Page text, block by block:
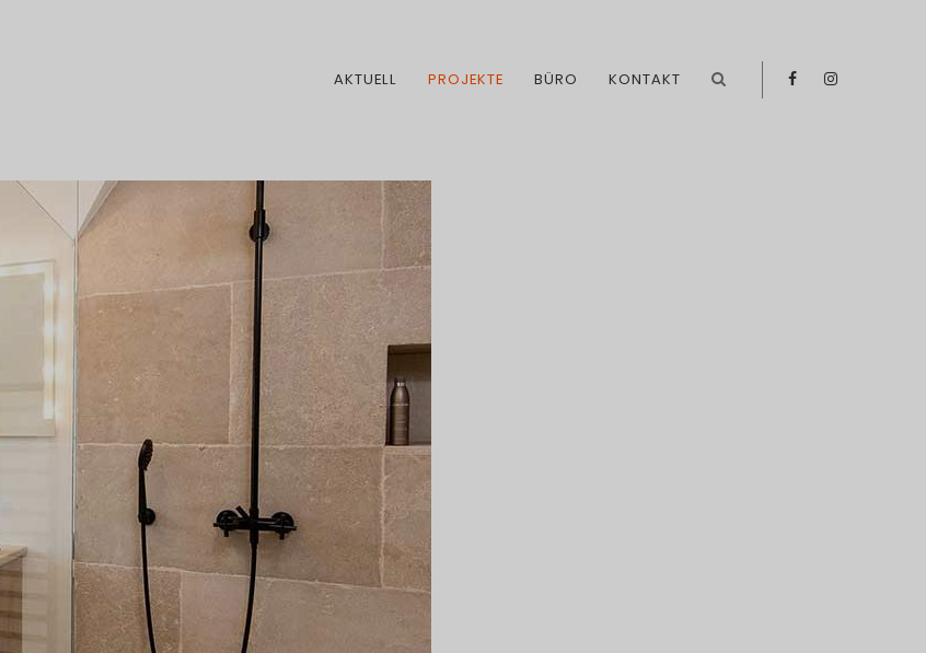
AKTUELL PROJEKTE BÜRO KONTAKT